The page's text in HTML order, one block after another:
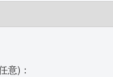
意)：